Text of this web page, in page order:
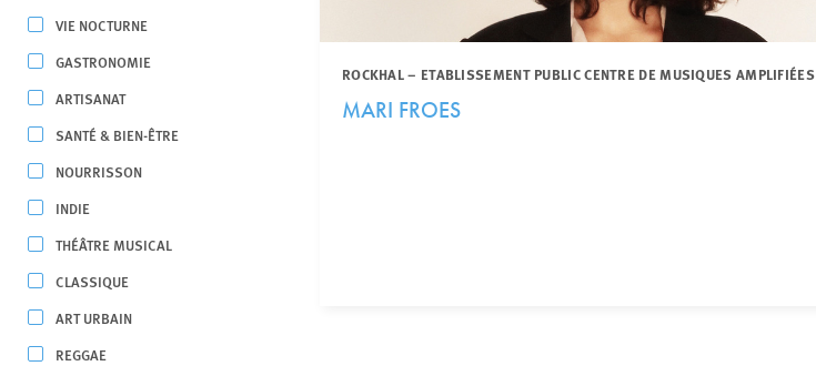
VIE NOCTURNE
GASTRONOMIE
ARTISANAT
SANTÉ & BIEN-ÊTRE
NOURRISSON
INDIE
THÉÂTRE MUSICAL
CLASSIQUE
ART URBAIN
REGGAE
ROCKHAL – ETABLISSEMENT PUBLIC CENTRE DE MUSIQUES AMPLIFIÉES
MARI FROES